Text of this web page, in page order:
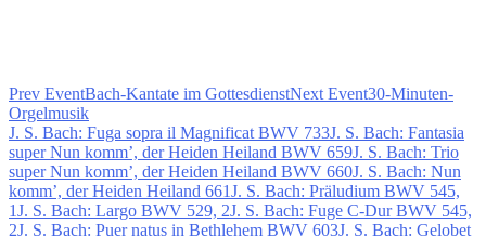
Prev EventBach-Kantate im GottesdienstNext Event30-Minuten-
Orgelmusik
J. S. Bach: Fuga sopra il Magnificat BWV 733J. S. Bach: Fantasia
super Nun komm’, der Heiden Heiland BWV 659J. S. Bach: Trio
super Nun komm’, der Heiden Heiland BWV 660J. S. Bach: Nun
komm’, der Heiden Heiland 661J. S. Bach: Präludium BWV 545,
1J. S. Bach: Largo BWV 529, 2J. S. Bach: Fuge C-Dur BWV 545,
2J. S. Bach: Puer natus in Bethlehem BWV 603J. S. Bach: Gelobet